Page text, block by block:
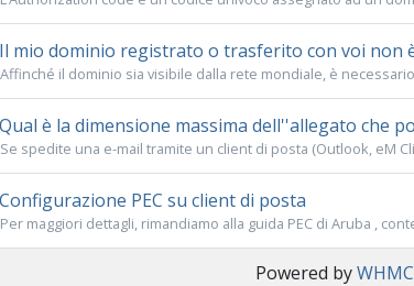
Il mio dominio registrato o trasferito con voi non
Affinché il dominio sia visibile dalla rete mondiale, è
Qual è la dimensione massima dell''allegato che
Se spedite una e-mail tramite un client di posta (Outlook, eM
Configurazione PEC su client di posta
Per maggiori dettagli, rimandiamo alla guida PEC di Aruba ,
Powered by